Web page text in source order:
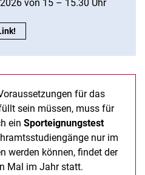
von 15 – 15.30 Uhr
für das
sein müssen, muss für
ein Sporteignungstest
nur im
werden können, findet der
Mal im Jahr statt.